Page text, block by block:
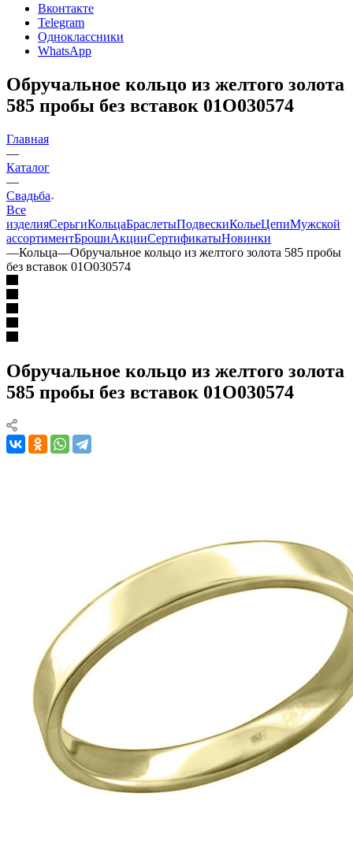
Вконтакте
Telegram
Одноклассники
WhatsApp
Обручальное кольцо из желтого золота
585 пробы без вставок 01О030574
Главная
—
Каталог
—
Свадьба
Все
изделияСерьгиКольцаБраслетыПодвескиКольеЦепиМужской
ассортиментБрошиАкцииСертификатыНовинки
—Кольца—Обручальное кольцо из желтого золота 585 пробы
без вставок 01О030574
Обручальное кольцо из желтого золота
585 пробы без вставок 01О030574